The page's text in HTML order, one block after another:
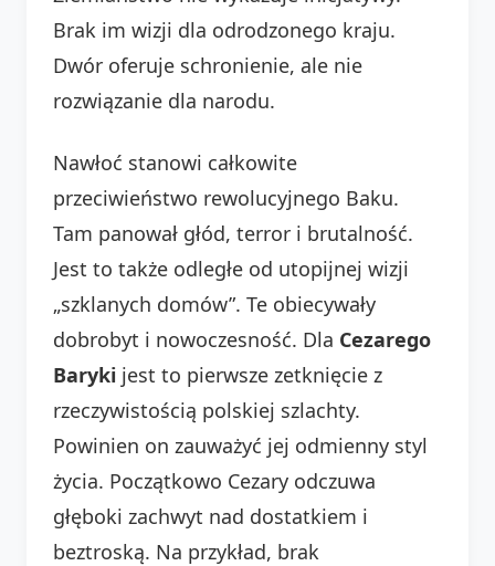
Brak im wizji dla odrodzonego kraju.
Dwór oferuje schronienie, ale nie
rozwiązanie dla narodu.
Nawłoć stanowi całkowite
przeciwieństwo rewolucyjnego Baku.
Tam panował głód, terror i brutalność.
Jest to także odległe od utopijnej wizji
„szklanych domów”. Te obiecywały
dobrobyt i nowoczesność. Dla Cezarego
Baryki jest to pierwsze zetknięcie z
rzeczywistością polskiej szlachty.
Powinien on zauważyć jej odmienny styl
życia. Początkowo Cezary odczuwa
głęboki zachwyt nad dostatkiem i
beztroską. Na przykład, brak